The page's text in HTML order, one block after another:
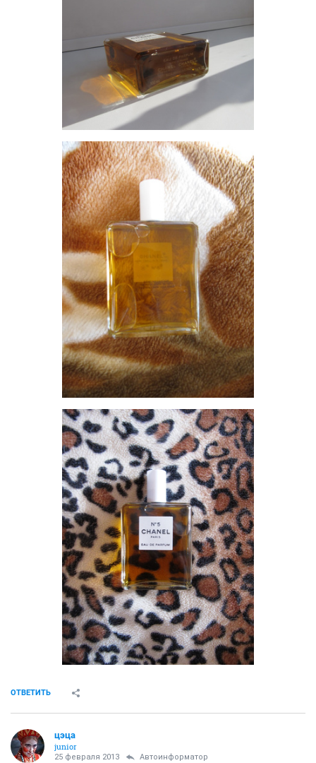
ОТВЕТИТЬ
цэца
junior
25 февраля 2013 Автоинформатор